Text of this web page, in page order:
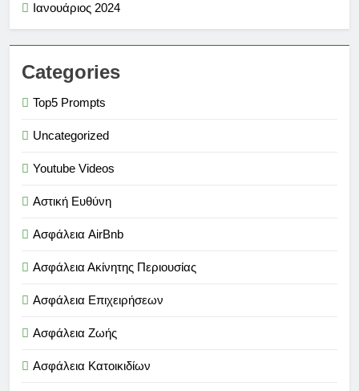
Ιανουάριος 2024
Categories
Top5 Prompts
Uncategorized
Youtube Videos
Αστική Ευθύνη
Ασφάλεια AirBnb
Ασφάλεια Ακίνητης Περιουσίας
Ασφάλεια Επιχειρήσεων
Ασφάλεια Ζωής
Ασφάλεια Κατοικιδίων